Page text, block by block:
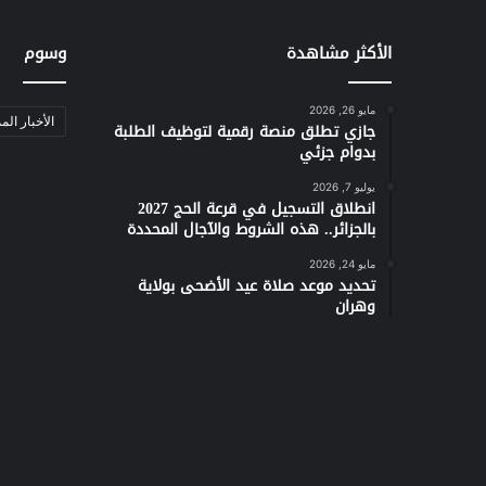
الأكثر مشاهدة
مايو 26, 2026
جازي تطلق منصة رقمية لتوظيف الطلبة
بدوام جزئي
يوليو 7, 2026
انطلاق التسجيل في قرعة الحج 2027
بالجزائر.. هذه الشروط والآجال المحددة
مايو 24, 2026
تحديد موعد صلاة عيد الأضحى بولاية
وهران
وسوم
الأخبار